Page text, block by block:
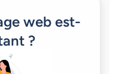
web est-
?